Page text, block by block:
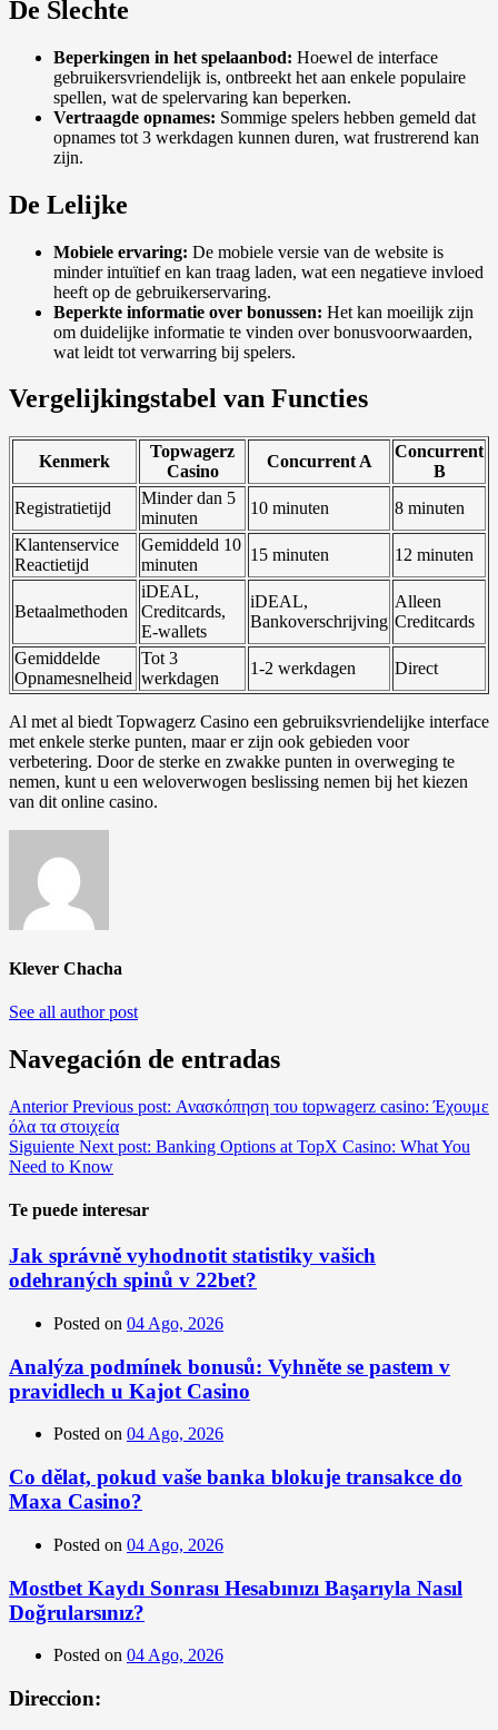
De Slechte
Beperkingen in het spelaanbod: Hoewel de interface
gebruikersvriendelijk is, ontbreekt het aan enkele populaire
spellen, wat de spelervaring kan beperken.
Vertraagde opnames: Sommige spelers hebben gemeld dat
opnames tot 3 werkdagen kunnen duren, wat frustrerend kan
zijn.
De Lelijke
Mobiele ervaring: De mobiele versie van de website is
minder intuïtief en kan traag laden, wat een negatieve invloed
heeft op de gebruikerservaring.
Beperkte informatie over bonussen: Het kan moeilijk zijn
om duidelijke informatie te vinden over bonusvoorwaarden,
wat leidt tot verwarring bij spelers.
Vergelijkingstabel van Functies
Kenmerk
Topwagerz
Casino
Concurrent A
Concurrent
B
Registratietijd
Minder dan 5
minuten
10 minuten
8 minuten
Klantenservice
Reactietijd
Gemiddeld 10
minuten
15 minuten 12 minuten
Betaalmethoden
iDEAL,
Creditcards,
E-wallets
iDEAL,
Bankoverschrijving
Alleen
Creditcards
Gemiddelde
Opnamesnelheid
Tot 3
werkdagen
1-2 werkdagen Direct
Al met al biedt Topwagerz Casino een gebruiksvriendelijke interface
met enkele sterke punten, maar er zijn ook gebieden voor
verbetering. Door de sterke en zwakke punten in overweging te
nemen, kunt u een weloverwogen beslissing nemen bij het kiezen
van dit online casino.
Klever Chacha
See all author post
Navegación de entradas
Anterior Previous post: Ανασκόπηση του topwagerz casino: Έχουμε
όλα τα στοιχεία
Siguiente Next post: Banking Options at TopX Casino: What You
Need to Know
Te puede interesar
Jak správně vyhodnotit statistiky vašich
odehraných spinů v 22bet?
Posted on 04 Ago, 2026
Analýza podmínek bonusů: Vyhněte se pastem v
pravidlech u Kajot Casino
Posted on 04 Ago, 2026
Co dělat, pokud vaše banka blokuje transakce do
Maxa Casino?
Posted on 04 Ago, 2026
Mostbet Kaydı Sonrası Hesabınızı Başarıyla Nasıl
Doğrularsınız?
Posted on 04 Ago, 2026
Direccion: